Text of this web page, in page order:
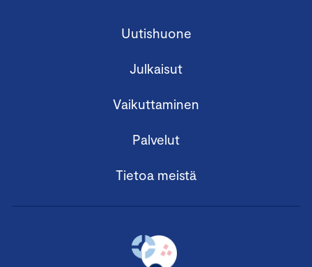
Uutishuone
Julkaisut
Vaikuttaminen
Palvelut
Tietoa meistä